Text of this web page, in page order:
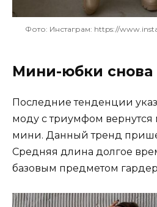
Фото: Инстаграм: https://
Мини-юбки снова
Последние тенденции
моду с триумфом
мини. Данный тренд
Средняя длина долгое
базовым предметом